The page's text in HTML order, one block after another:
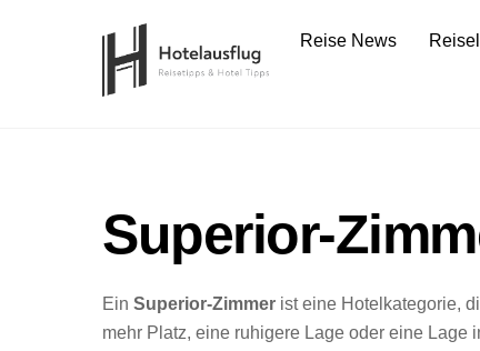
Reise News
Superior-
Ein Superior-Zimmer ist eine Hotelkategorie,
mehr Platz, eine ruhigere Lage oder eine Lage